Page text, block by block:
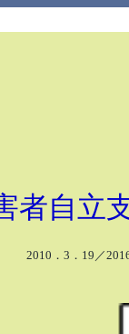
者自
2010．3．19／